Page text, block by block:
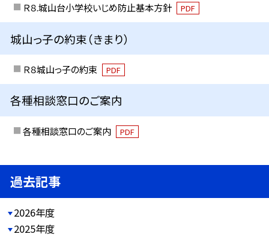
Ｒ８.城山台小学校いじめ防止基本方針 PDF
城山っ子の約束（きまり）
Ｒ８城山っ子の約束 PDF
各種相談窓口のご案内
各種相談窓口のご案内 PDF
過去記事
2026年度
2025年度